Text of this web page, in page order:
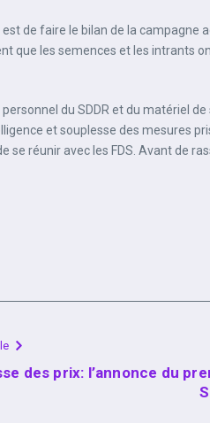
de faire le bilan de la campagne
les semences et les intrants
du SDDR et du matériel
et souplesse des mesures
réunir avec les FDS. Avant de
des prix: l’annonce du